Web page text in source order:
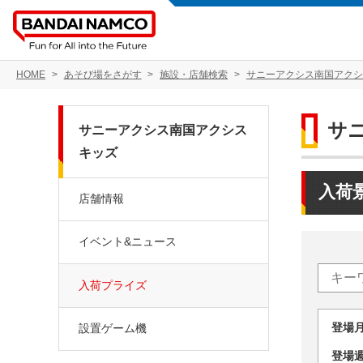
HOME あそび場をさがす 施設・店舗検索 サニーアクシス南国アク
サ
入荷
登
登
サニーアクシス南国アクシス
キッズ
店舗情報
イベント&ニュース
入荷プライズ
設置ゲーム機